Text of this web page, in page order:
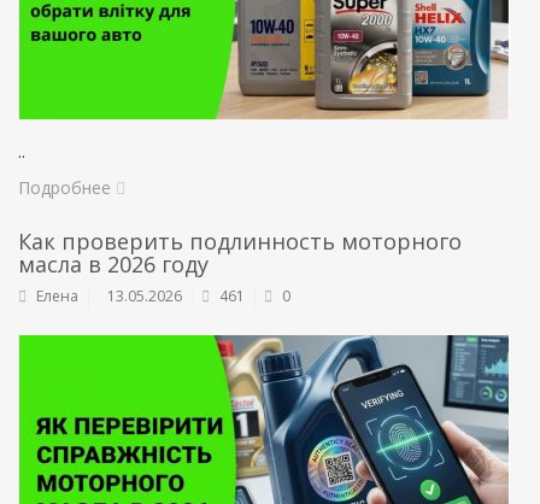
..
Подробнее
Как проверить подлинность моторного
масла в 2026 году
Елена 13.05.2026 461 0